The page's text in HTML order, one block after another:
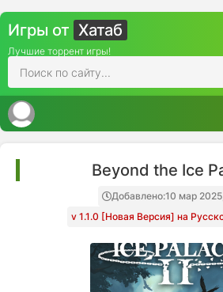
Игры от Хатаб
Лучшие торрент игры!
Beyond the Ice
Добавлено:10 мар
v 1.1.0 [Новая Версия] на